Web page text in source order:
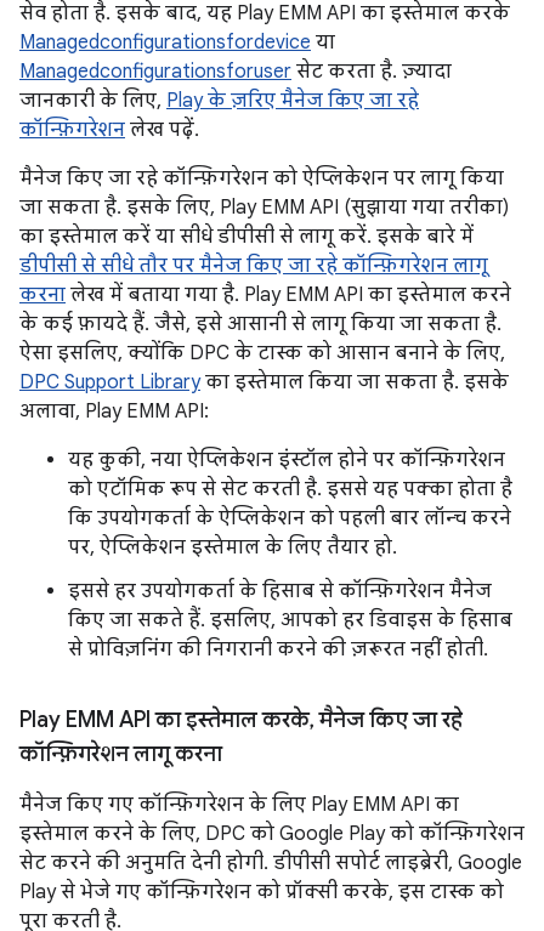
सेव होता है. इसके बाद, यह Play EMM API का इस्तेमाल करके
Managedconfigurationsfordevice या
Managedconfigurationsforuser सेट करता है. ज़्यादा
जानकारी के लिए, Play के ज़रिए मैनेज किए जा रहे
कॉन्फ़िगरेशन लेख पढ़ें.
मैनेज किए जा रहे कॉन्फ़िगरेशन को ऐप्लिकेशन पर लागू किया
जा सकता है. इसके लिए, Play EMM API (सुझाया गया तरीका)
का इस्तेमाल करें या सीधे डीपीसी से लागू करें. इसके बारे में
डीपीसी से सीधे तौर पर मैनेज किए जा रहे कॉन्फ़िगरेशन लागू
करना लेख में बताया गया है. Play EMM API का इस्तेमाल करने
के कई फ़ायदे हैं. जैसे, इसे आसानी से लागू किया जा सकता है.
ऐसा इसलिए, क्योंकि DPC के टास्क को आसान बनाने के लिए,
DPC Support Libraryका इस्तेमाल किया जा सकता है. इसके
अलावा, Play EMM API:
यह कुकी, नया ऐप्लिकेशन इंस्टॉल होने पर कॉन्फ़िगरेशन
को एटॉमिक रूप से सेट करती है. इससे यह पक्का होता है
कि उपयोगकर्ता के ऐप्लिकेशन को पहली बार लॉन्च करने
पर, ऐप्लिकेशन इस्तेमाल के लिए तैयार हो.
इससे हर उपयोगकर्ता के हिसाब से कॉन्फ़िगरेशन मैनेज
किए जा सकते हैं. इसलिए, आपको हर डिवाइस के हिसाब
से प्रोविज़निंग की निगरानी करने की ज़रूरत नहीं होती.
Play EMM API का इस्तेमाल करके,मैनेज किए जा रहे
कॉन्फ़िगरेशन लागू करना
मैनेज किए गए कॉन्फ़िगरेशन के लिए Play EMM API का
इस्तेमाल करने के लिए, DPC को Google Play को कॉन्फ़िगरेशन
सेट करने की अनुमति देनी होगी. डीपीसी सपोर्ट लाइब्रेरी, Google
Play से भेजे गए कॉन्फ़िगरेशन को प्रॉक्सी करके, इस टास्क को
पूरा करती है.